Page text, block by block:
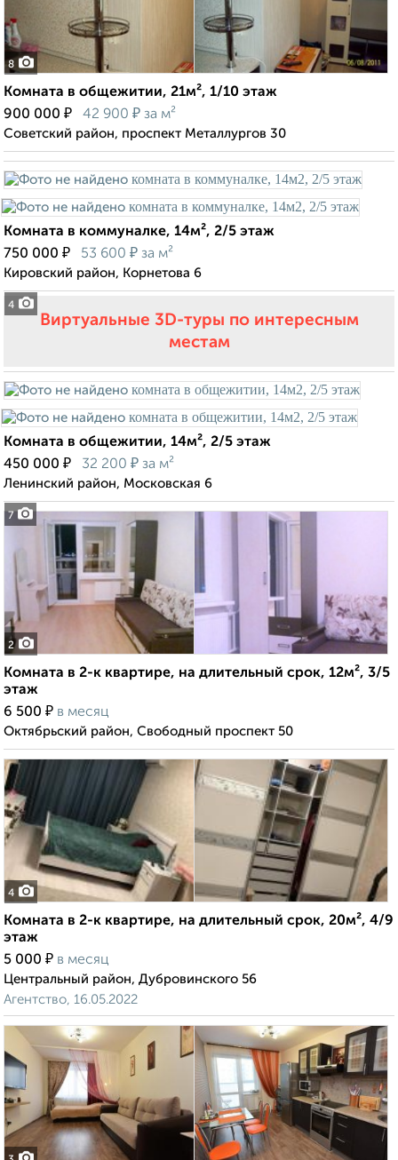
8
Комната в общежитии, 21м², 1/10 этаж
900 000 ₽ 42 900 ₽ за м²
Советский район, проспект Металлургов 30
4
Комната в коммуналке, 14м², 2/5 этаж
750 000 ₽ 53 600 ₽ за м²
Кировский район, Корнетова 6
Виртуальные 3D-туры по интересным
местам
7
Комната в общежитии, 14м², 2/5 этаж
450 000 ₽ 32 200 ₽ за м²
Ленинский район, Московская 6
2
Комната в 2-к квартире, на длительный срок, 12м², 3/5
этаж
6 500 ₽ в месяц
Октябрьский район, Свободный проспект 50
4
Комната в 2-к квартире, на длительный срок, 20м², 4/9
этаж
5 000 ₽ в месяц
Центральный район, Дубровинского 56
Агентство, 16.05.2022